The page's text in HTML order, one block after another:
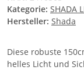
Kategorie: SHADA
Hersteller: Shada
Diese robuste
helles Licht und